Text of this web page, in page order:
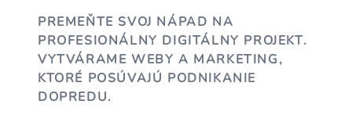
PREMEŇTE SVOJ NÁPAD NA
PROFESIONÁLNY DIGITÁLNY PROJEKT.
VYTVÁRAME WEBY A MARKETING,
KTORÉ POSÚVAJÚ PODNIKANIE
DOPREDU.